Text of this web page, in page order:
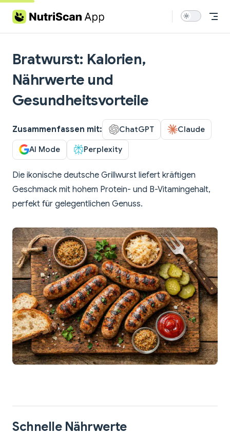
Skip to content
Bratwurst: Kalorien,
Nährwerte und
Gesundheitsvorteile
Zusammenfassen mit: ChatGPT Claude
AI Mode Perplexity
Die ikonische deutsche Grillwurst liefert kräftigen
Geschmack mit hohem Protein- und B-Vitamingehalt,
perfekt für gelegentlichen Genuss.
Schnelle Nährwerte